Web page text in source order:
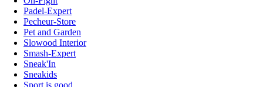
Padel-Expert
Pecheur-Store
Pet and Garden
Slowood Interior
Smash-Expert
Sneak'In
Sneakids
Sport is good